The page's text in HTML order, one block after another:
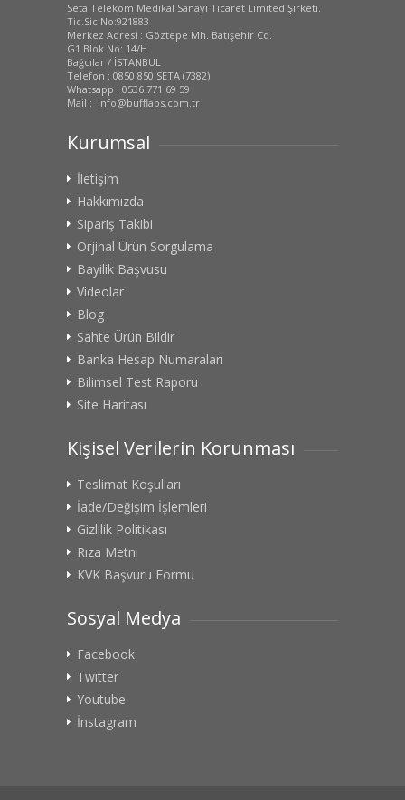
Seta Telekom Medikal Sanayi Ticaret Limited Şirketi.
Tic.Sic.No:921883
Merkez Adresi : Göztepe Mh. Batışehir Cd.
G1 Blok No: 14/H
Bağcılar / İSTANBUL
Telefon : 0850 850 SETA (7382)
Whatsapp : 0536 771 69 59
Mail : info@bufflabs.com.tr
Kurumsal
İletişim
Hakkımızda
Sipariş Takibi
Orjinal Ürün Sorgulama
Bayilik Başvusu
Videolar
Blog
Sahte Ürün Bildir
Banka Hesap Numaraları
Bilimsel Test Raporu
Site Haritası
Kişisel Verilerin Korunması
Teslimat Koşulları
İade/Değişim İşlemleri
Gizlilik Politikası
Rıza Metni
KVK Başvuru Formu
Sosyal Medya
Facebook
Twitter
Youtube
İnstagram